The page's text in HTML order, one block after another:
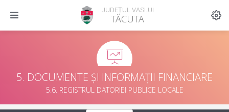
JUDEȚUL VASLUI
TĂCUTA
5. DOCUMENTE ȘI INFORMAȚII FINANCIARE
5.6. REGISTRUL DATORIEI PUBLICE LOCALE